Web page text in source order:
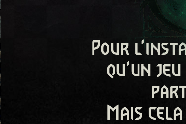
Pour
qu'un
Mais